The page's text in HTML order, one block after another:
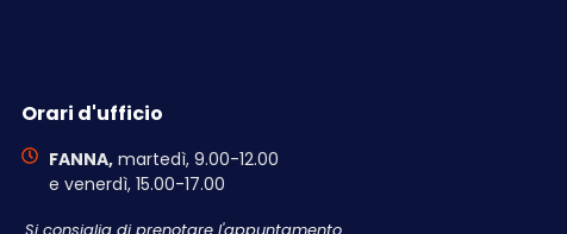
Orari d'ufficio
FANNA,martedì, 9.00-12.00
e venerdì, 15.00-17.00
Si consiglia di prenotare l'appuntamento